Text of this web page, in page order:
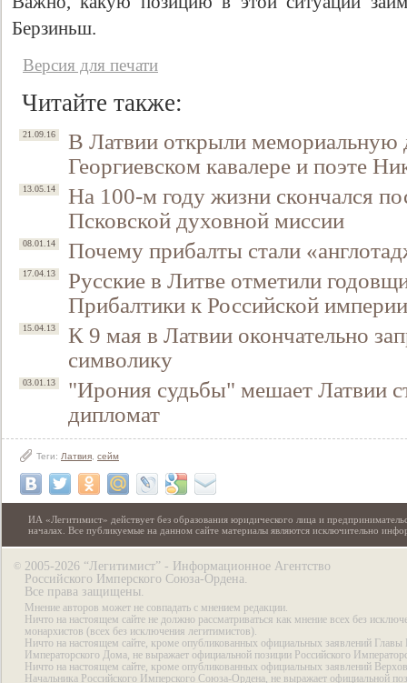
Берзиньш.
Версия для печати
Читайте также:
21.09.16
В Латвии открыли мемориальную
Георгиевском кавалере и поэте
13.05.14
На 100-м году жизни скончался
Псковской духовной миссии
08.01.14 Почему прибалты стали
17.04.13
Русские в Литве отметили
Прибалтики к Российской империи
15.04.13
К 9 мая в Латвии окончательно
символику
03.01.13
"Ирония судьбы" мешает Латвии
дипломат
Теги: Латвия сейм
ИА «Легитимист» действует без образования юридического лица и
началах. Все публикуемые на данном сайте материалы являются исключительно
© 2005-2026 “Легитимист” - Информационное Агентство
Российского Имперского Союза-Ордена.
Все права защищены.
Мнение авторов может не совпадать с мнением редакции.
Ничто на настоящем сайте не должно рассматриваться как мнение всех без
монархистов (всех без исключения легитимистов).
Ничто на настоящем сайте, кроме опубликованных официальных заявлений Главы
Императорского Дома, не выражает официальной позиции Российского
Ничто на настоящем сайте, кроме опубликованных официальных заявлений
Начальника Российского Имперского Союза-Ордена, не выражает официальной